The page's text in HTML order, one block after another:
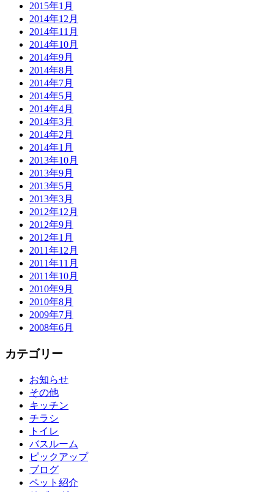
2015年1月
2014年12月
2014年11月
2014年10月
2014年9月
2014年8月
2014年7月
2014年5月
2014年4月
2014年3月
2014年2月
2014年1月
2013年10月
2013年9月
2013年5月
2013年3月
2012年12月
2012年9月
2012年1月
2011年12月
2011年11月
2011年10月
2010年9月
2010年8月
2009年7月
2008年6月
カテゴリー
お知らせ
その他
キッチン
チラシ
トイレ
バスルーム
ピックアップ
ブログ
ペット紹介